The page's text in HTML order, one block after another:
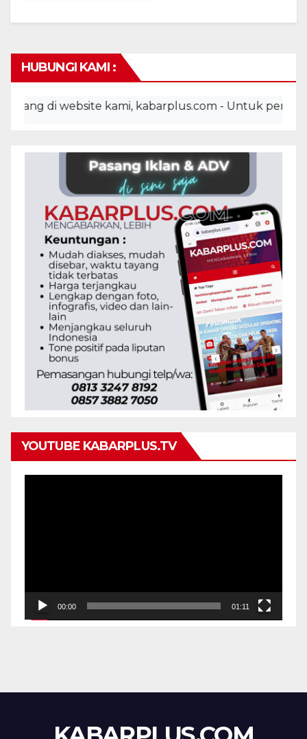
HUBUNGI KAMI :
di website kami, kabarplus.com - Untuk
YOUTUBE KABARPLUS.TV
00:00 01:11